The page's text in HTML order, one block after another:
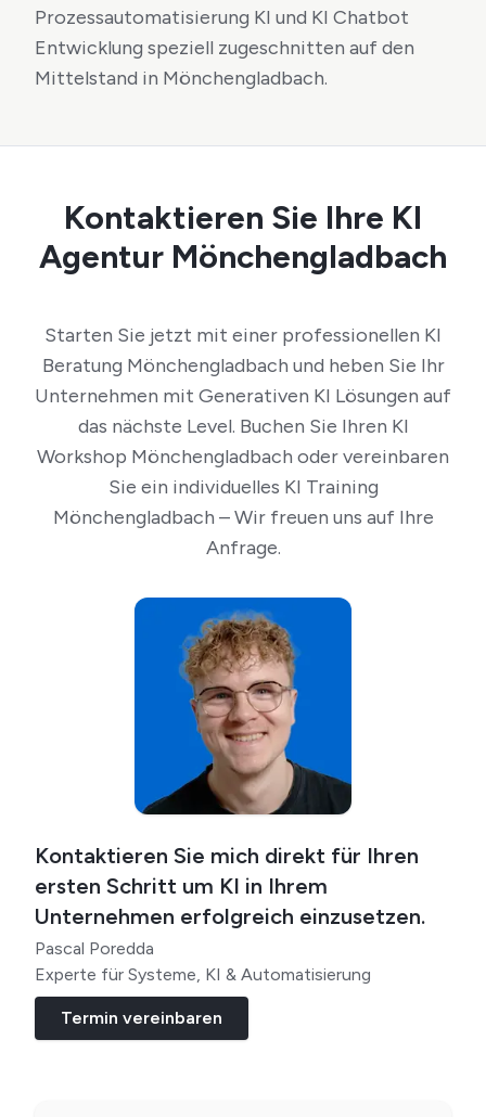
Prozessautomatisierung KI und KI Chatbot
Entwicklung speziell zugeschnitten auf den
Mittelstand in Mönchengladbach.
Kontaktieren Sie Ihre KI
Agentur Mönchengladbach
Starten Sie jetzt mit einer professionellen KI
Beratung Mönchengladbach und heben Sie Ihr
Unternehmen mit Generativen KI Lösungen auf
das nächste Level. Buchen Sie Ihren KI
Workshop Mönchengladbach oder vereinbaren
Sie ein individuelles KI Training
Mönchengladbach – Wir freuen uns auf Ihre
Anfrage.
Kontaktieren Sie mich direkt für Ihren
ersten Schritt um KI in Ihrem
Unternehmen erfolgreich einzusetzen.
Pascal Poredda
Experte für Systeme, KI & Automatisierung
Termin vereinbaren